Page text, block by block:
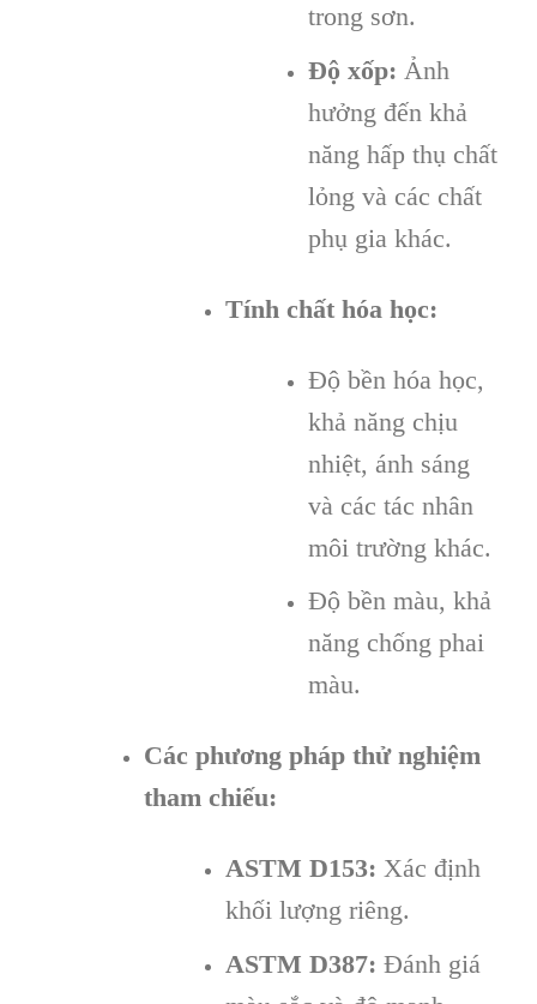
trong sơn.
Độ xốp: Ảnh
hưởng đến khả
năng hấp thụ chất
lỏng và các chất
phụ gia khác.
Tính chất hóa học:
Độ bền hóa học,
khả năng chịu
nhiệt, ánh sáng
và các tác nhân
môi trường khác.
Độ bền màu, khả
năng chống phai
màu.
Các phương pháp thử nghiệm
tham chiếu:
ASTM D153: Xác định
khối lượng riêng.
ASTM D387: Đánh giá